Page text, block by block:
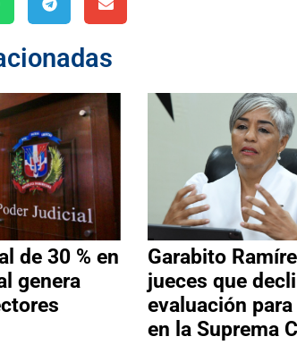
de 30 % en
genera
Garabito
jueces que
evaluación
en la Suprema